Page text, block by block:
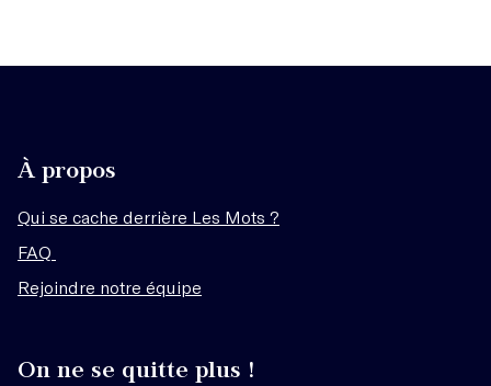
À propos
Qui se cache derrière Les Mots ?
FAQ
Rejoindre notre équipe
On ne se quitte plus !